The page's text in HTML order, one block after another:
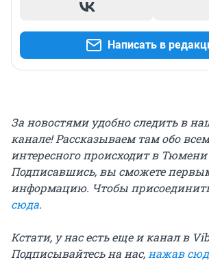
Написать в
За новостями удобно следить в
канале! Рассказываем там обо
интересного происходит в Тюмени
Подписавшись, вы сможете
информацию. Чтобы
сюда.
Кстати, у нас есть еще и канал в
Подписывайтесь на нас,нажав